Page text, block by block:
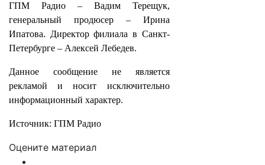
ГПМ Радио – Вадим Терещук,
генеральный продюсер – Ирина
Ипатова. Директор филиала в Санкт-
Петербурге – Алексей Лебедев.
Данное сообщение не является
рекламой и носит исключительно
информационный характер.
Источник: ГПМ Радио
Оцените материал